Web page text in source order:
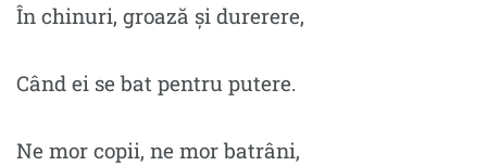
În chinuri, groază și durerere,
Când ei se bat pentru putere.
Ne mor copii, ne mor batrâni,